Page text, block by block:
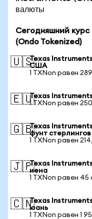
валюты
Сегодняшний
(Ondo Tokenized)
🇺🇸Texas
США
1 TXNon равен
🇪🇺Texas
1 TXNon равен
🇬🇧Texas
фунт стерлингов
1 TXNon равен
🇯🇵Texas
иена
1 TXNon равен 45
🇨🇳Texas
юань
1 TXNon равен 1